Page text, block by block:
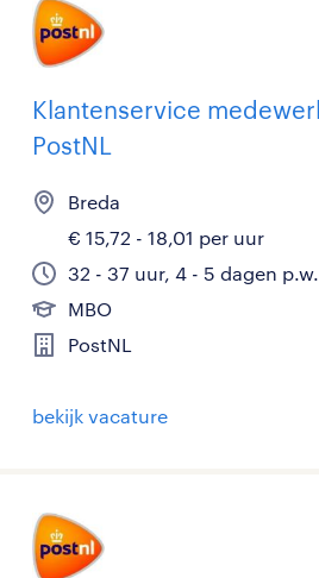
Klantenservice
PostNL
Breda
€ 15,72 - 18,01 per uur
32 - 37 uur, 4 - 5 dagen p.w.
MBO
PostNL
bekijk vacature